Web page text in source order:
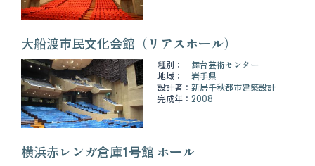
大船渡市民文化会館（リアスホール）
種別：
舞台芸術センター
地域：
岩手県
設計者： 新居千秋都市建築設計
完成年： 2008
横浜赤レンガ倉庫1号館 ホール